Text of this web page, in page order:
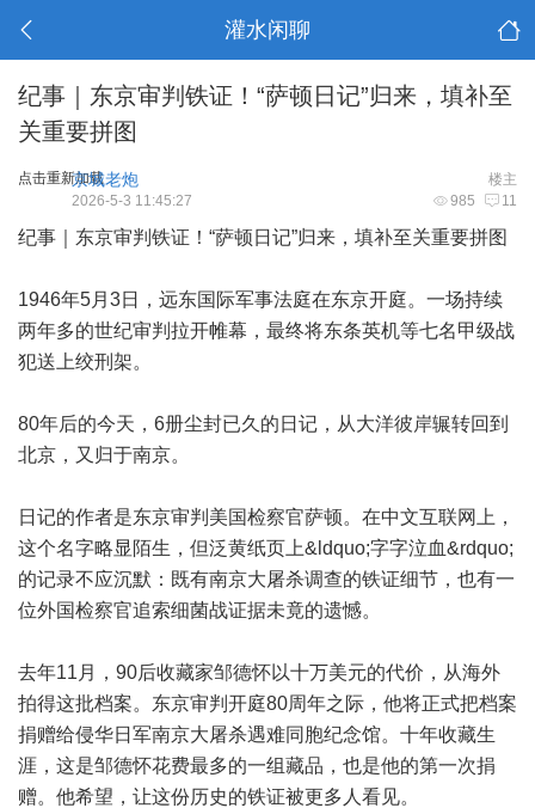
灌水闲聊
纪事｜东京审判铁证！“萨顿日记”归来，填补至
关重要拼图
点击重新加载 楼主
京城老炮
985 11
2026-5-3 11:45:27
纪事｜东京审判铁证！“萨顿日记”归来，填补至关重要拼图
1946年5月3日，远东国际军事法庭在东京开庭。一场持续
两年多的世纪审判拉开帷幕，最终将东条英机等七名甲级战
犯送上绞刑架。
80年后的今天，6册尘封已久的日记，从大洋彼岸辗转回到
北京，又归于南京。
日记的作者是东京审判美国检察官萨顿。在中文互联网上，
这个名字略显陌生，但泛黄纸页上&ldquo;字字泣血&rdquo;
的记录不应沉默：既有南京大屠杀调查的铁证细节，也有一
位外国检察官追索细菌战证据未竟的遗憾。
去年11月，90后收藏家邹德怀以十万美元的代价，从海外
拍得这批档案。东京审判开庭80周年之际，他将正式把档案
捐赠给侵华日军南京大屠杀遇难同胞纪念馆。十年收藏生
涯，这是邹德怀花费最多的一组藏品，也是他的第一次捐
赠。他希望，让这份历史的铁证被更多人看见。